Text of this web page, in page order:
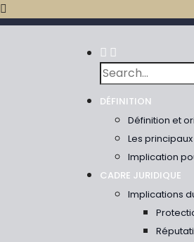
DÉFINITION
Définition et
Les
Implication
CADRE JURIDIQUE
Implications